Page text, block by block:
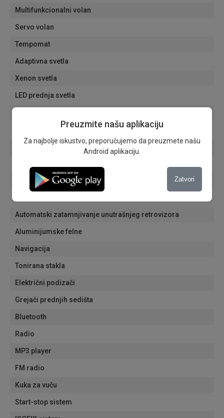
Multifunkcionalni volan
Servo volan
Tempomat
Adaptivna svetla
Xenon svetla
LED prednja svetla
Svetla za maglu
Senzori za svetla
Krovni nosači
Automatski zatamnjivanje unutrašnjeg retrovizora
Aluminijumske felne
Navigacija
Tonirana stakla
Električni podizači
Grejači prednjih sedišta
Bluetooth
Radio
MP3 player
FM radio
Kuka za vuču
Start-stop sistem
Preuzmite našu aplikaciju
Za najbolje iskustvo, preporučujemo da preuzmete našu
Android aplikaciju.
Zatvori